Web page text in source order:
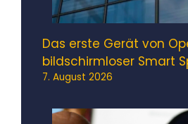
Das erste Gerät von
bildschirmloser Smart
7. August 2026